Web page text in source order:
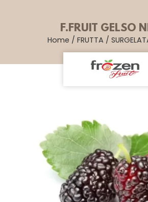
F.FRUIT GELSO
Home / FRUTTA /